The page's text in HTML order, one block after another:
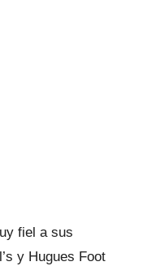
fiel a sus
y Hugues Foot